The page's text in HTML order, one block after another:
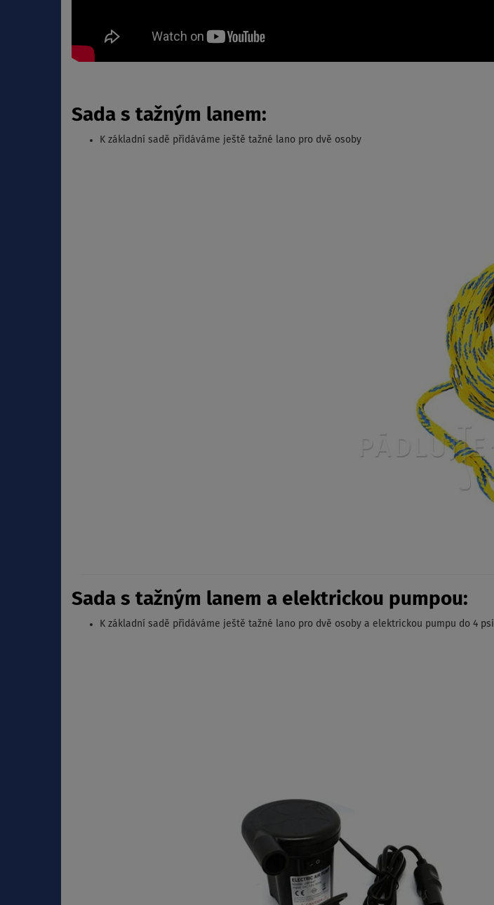
Sada s tažným lanem:
K základní sadě přidáváme ještě tažné lano pro dvě osoby
Sada s tažným lanem a elektrickou pumpou:
K základní sadě přidáváme ještě tažné lano pro dvě osoby a elektrickou pumpu do 4 psi